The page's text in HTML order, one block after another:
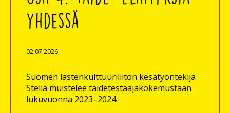
yhdessä
02.07.2026
Suomen lastenkulttuuriliiton kesätyöntekijä
Stella muistelee taidetestaajakokemustaan
lukuvuonna 2023–2024.